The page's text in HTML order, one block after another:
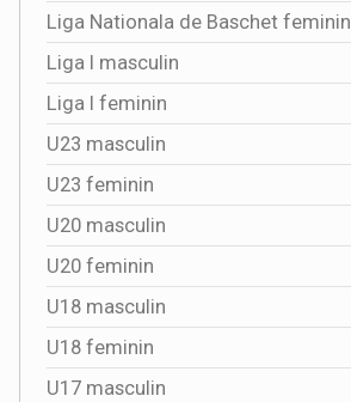
Liga Nationala de Baschet feminin
Liga I masculin
Liga I feminin
U23 masculin
U23 feminin
U20 masculin
U20 feminin
U18 masculin
U18 feminin
U17 masculin